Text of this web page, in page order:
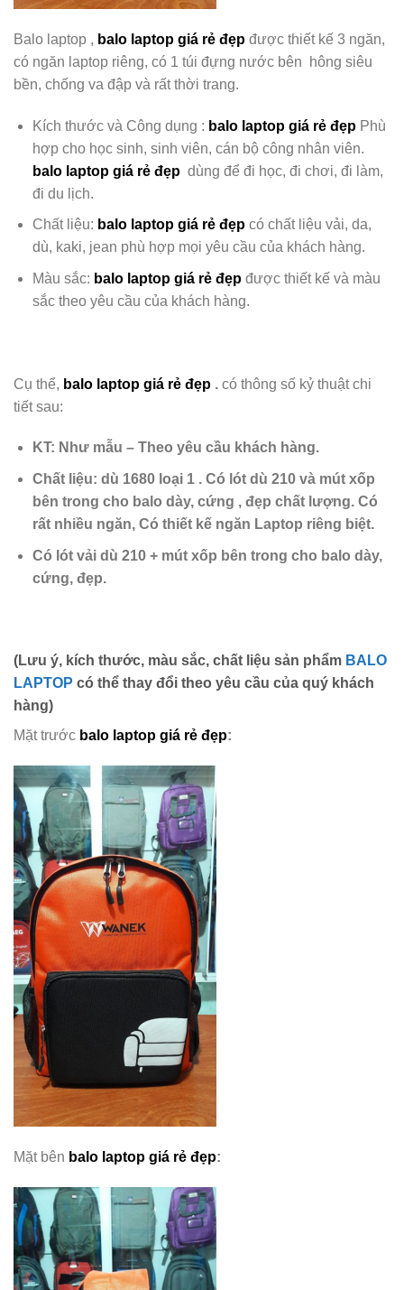
Balo laptop , balo laptop giá rẻ đẹp được thiết kế 3 ngăn,
có ngăn laptop riêng, có 1 túi đựng nước bên hông siêu
bền, chống va đập và rất thời trang.
Kích thước và Công dụng : balo laptop giá rẻ đẹpPhù
hợp cho học sinh, sinh viên, cán bộ công nhân viên.
balo laptop giá rẻ đẹp dùng để đi học, đi chơi, đi làm,
đi du lịch.
Chất liệu: balo laptop giá rẻ đẹp có chất liệu vải, da,
dù, kaki, jean phù hợp mọi yêu cầu của khách hàng.
Màu sắc: balo laptop giá rẻ đẹp được thiết kế và màu
sắc theo yêu cầu của khách hàng.
Cụ thể, balo laptop giá rẻ đẹp . có thông số kỷ thuật chi
tiết sau:
KT: Như mẫu – Theo yêu cầu khách hàng.
Chất liệu: dù 1680 loại 1 . Có lót dù 210 và mút xốp
bên trong cho balo dày, cứng , đẹp chất lượng. Có
rất nhiều ngăn, Có thiết kế ngăn Laptop riêng biệt.
Có lót vải dù 210 + mút xốp bên trong cho balo dày,
cứng, đẹp.
(Lưu ý, kích thước, màu sắc, chất liệu sản phẩm BALO
LAPTOP có thể thay đổi theo yêu cầu của quý khách
hàng)
Mặt trước balo laptop giá rẻ đẹp:
Mặt bên balo laptop giá rẻ đẹp: